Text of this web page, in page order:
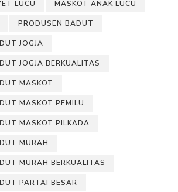
LUCU MASKOT ANAK LUCU
PRODUSEN BADUT
JOGJA
JOGJA BERKUALITAS
MASKOT
MASKOT PEMILU
MASKOT PILKADA
MURAH
MURAH BERKUALITAS
PARTAI BESAR